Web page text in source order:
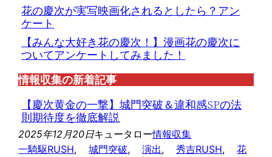
花の慶次が実写映画化されるとしたら？アン
ケート
【みんな大好き花の慶次！】漫画花の慶次に
ついてアンケートしてみました！
情報収集の新着記事
【慶次黄金の一撃】城門突破＆違和感SPの法
則期待度を徹底解説
2025年12月20日キュータロー情報収集
一騎駆RUSH, 城門突破, 演出, 秀吉RUSH,
花